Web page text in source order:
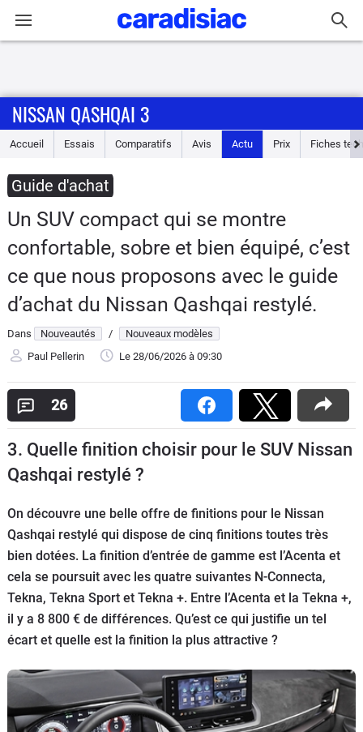
Accueil
Essais
Guide
d'achat
Electriques
Utilitaires
Flottes
Auto
Services
Forum
Moto
Marques
NISSAN QASHQAI 3
Accueil Essais Comparatifs Avis Actu Prix Fiches
Guide d'achat
Un SUV compact qui se montre
confortable, sobre et bien équipé, c’est
ce que nous proposons avec le guide
d’achat du Nissan Qashqai restylé.
Dans Nouveautés /
Nouveaux modèles
Paul Pellerin
Le 28/06/2026 à 09:30
26
3. Quelle finition choisir pour le SUV Nissan
Qashqai restylé ?
On découvre une belle offre de finitions pour le Nissan
Qashqai restylé qui dispose de cinq finitions toutes très
bien dotées. La finition d’entrée de gamme est l’Acenta et
cela se poursuit avec les quatre suivantes N-Connecta,
Tekna, Tekna Sport et Tekna +. Entre l’Acenta et la Tekna +,
il y a 8 800 € de différences. Qu’est ce qui justifie un tel
écart et quelle est la finition la plus attractive ?